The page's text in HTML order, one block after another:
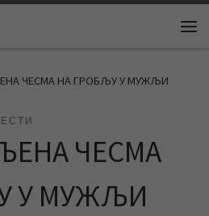
ЧЕСМА НА ГРОБЉУ У МУЖЉИ
ЧЕСМА
У МУЖЉИ